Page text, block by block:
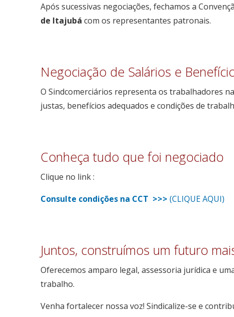
Após sucessivas negociações, fechamos a
de Itajubá com os representantes patronais.
Negociação de Salários e
O Sindcomerciários representa os trabalhadores
justas, benefícios adequados e condições de
Conheça tudo que foi negociado
Clique no link :
Consulte condições na CCT >>> (CLIQUE AQUI)
Juntos, construímos um futuro
Oferecemos amparo legal, assessoria jurídica e
trabalho.
Venha fortalecer nossa voz! Sindicalize-se e